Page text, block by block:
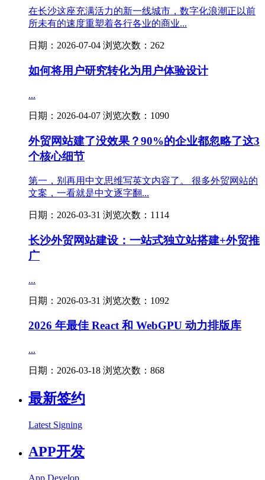
在长沙这座充满活力的新一线城市，数字化浪潮正以前
所未有的速度重塑着各行各业的商业...
日期：2026-07-04 浏览次数：262
如何将用户研究转化为用户体验设计
...
日期：2026-04-07 浏览次数：1090
外贸网站建了没效果？90%的企业都忽略了这3
个核心细节
第一，别再用中文思维写英文内容了。 很多外贸网站的
文案，一看就是中文逐字翻...
日期：2026-03-31 浏览次数：1114
长沙外贸网站建设：一站式独立站搭建+外贸推
广
...
日期：2026-03-31 浏览次数：1092
2026 年最佳 React 和 WebGPU 动力排版库
...
日期：2026-03-18 浏览次数：868
最新签约
Latest Signing
APP开发
App Develop